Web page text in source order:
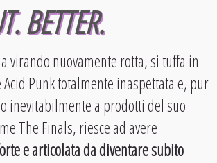
BETTER.
virando nuovamente rotta, si tuffa in
Punk totalmente inaspettata e, pur
inevitabilmente a prodotti del suo
The Finals, riesce ad avere
e articolata da diventare subito